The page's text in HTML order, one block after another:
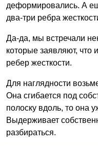
деформировались. А
два-три ребра
Да-да, мы встречали
которые заявляют, что
ребер жесткости.
Для наглядности
Она сгибается под
полоску вдоль, то она
Выдерживает
разбираться.